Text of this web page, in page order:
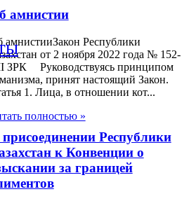
амнистии
амнистииЗакон Республики
от 2 ноября 2022 года № 152-
ЗРК Руководствуясь принципом
принят настоящий Закон.
1. Лица, в отношении кот...
полностью »
Республики
к Конвенции о
за границей